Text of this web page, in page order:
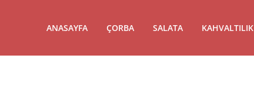
ANASAYFA ÇORBA SALATA KAHVALTILIK